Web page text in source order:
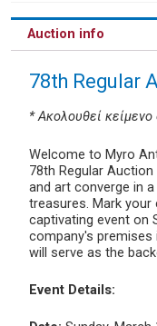
Auction info
78th Regular
* Ακολουθεί
Welcome to Myro
78th Regular
and art converge in
treasures. Mark your
captivating event on
company's premises
will serve as the
Event Details: